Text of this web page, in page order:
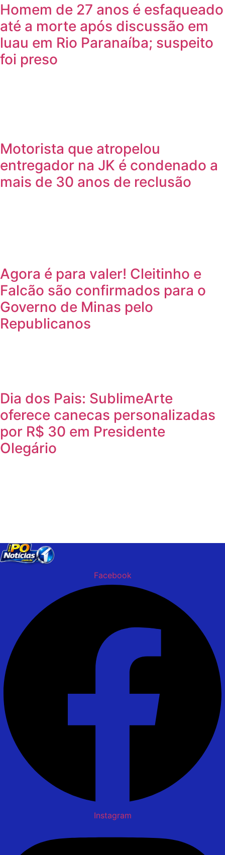
Homem de 27 anos é esfaqueado
até a morte após discussão em
luau em Rio Paranaíba; suspeito
foi preso
Motorista que atropelou
entregador na JK é condenado a
mais de 30 anos de reclusão
Agora é para valer! Cleitinho e
Falcão são confirmados para o
Governo de Minas pelo
Republicanos
Dia dos Pais: SublimeArte
oferece canecas personalizadas
por R$ 30 em Presidente
Olegário
Facebook
Instagram